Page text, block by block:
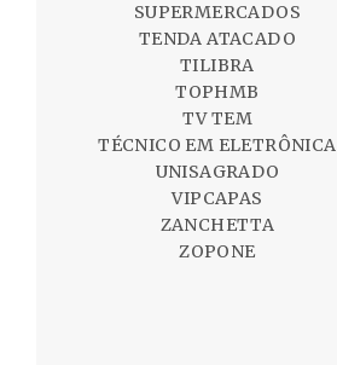
SUPERMERCADOS
TENDA ATACADO
TILIBRA
TOPHMB
TV TEM
TÉCNICO EM ELETRÔNICA
UNISAGRADO
VIPCAPAS
ZANCHETTA
ZOPONE